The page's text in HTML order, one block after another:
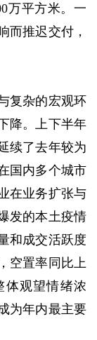
万平方米。一
而推迟交付，
复杂的宏观环
降。上下半年
续了去年较为
国内多个城市
在业务扩张与
发的本土疫情
和成交活跃度
空置率同比上
体观望情绪浓
为年内最主要